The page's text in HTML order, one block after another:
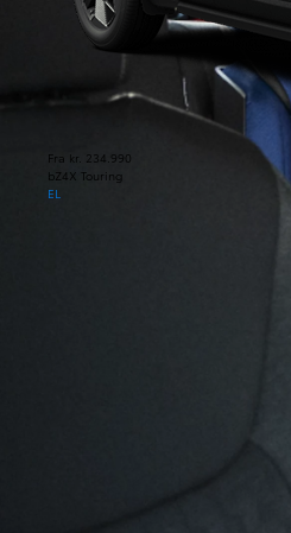
Fra kr. 234.990
bZ4X Touring
EL